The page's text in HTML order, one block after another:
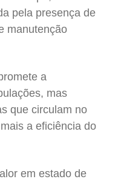
pela presença de
manutenção
a
mas
que circulam no
a eficiência do